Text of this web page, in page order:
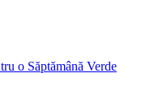
o Săptămână Verde